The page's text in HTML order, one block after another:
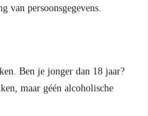
van persoonsgegevens.
Ben je jonger dan 18 jaar?
maar géén alcoholische
dranken voert de bezorger